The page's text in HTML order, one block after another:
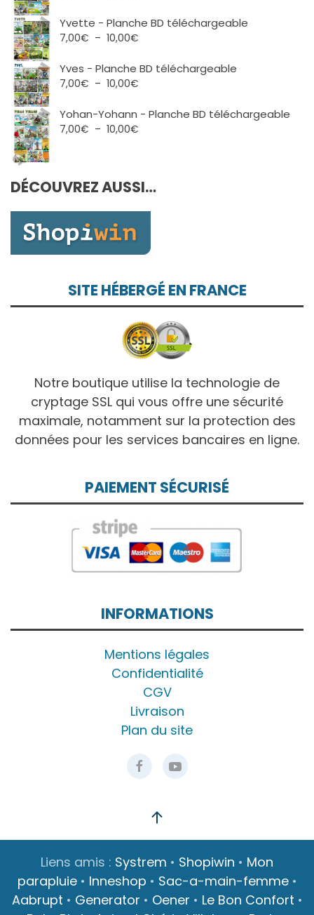
prix :
10,00€
Yvette - Planche BD téléchargeable
7,00€ – 10,00€
prix :
10,00€
Yves - Planche BD téléchargeable
7,00€ – 10,00€
prix :
Yohan-Yohann - Planche BD téléchargeable
7,00€ – 10,00€
à
DÉCOUVREZ AUSSI…
SITE HÉBERGÉ EN FRANCE
Notre boutique utilise la technologie de
cryptage SSL qui vous offre une sécurité
maximale, notamment sur la protection des
données pour les services bancaires en ligne.
PAIEMENT SÉCURISÉ
INFORMATIONS
Mentions légales
Confidentialité
CGV
Livraison
Plan du site
Liens amis : Systrem • Shopiwin • Mon
parapluie• Inneshop • Sac-a-main-femme•
Aabrupt • Generator • Oener • Le Bon Confort •